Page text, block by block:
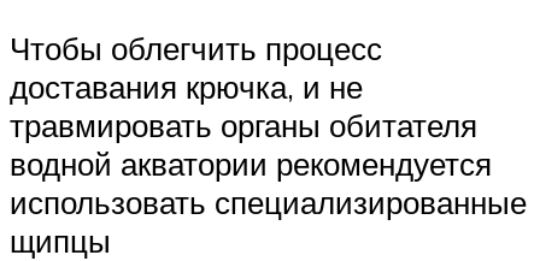
Чтобы облегчить процесс
доставания крючка, и не
травмировать органы обитателя
водной акватории рекомендуется
использовать специализированные
щипцы